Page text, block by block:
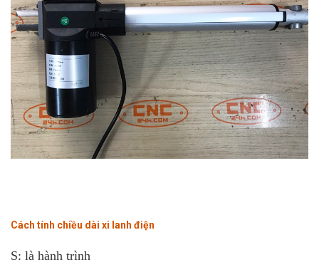
Cách tính chiều dài xi lanh điện
S: là hành trình